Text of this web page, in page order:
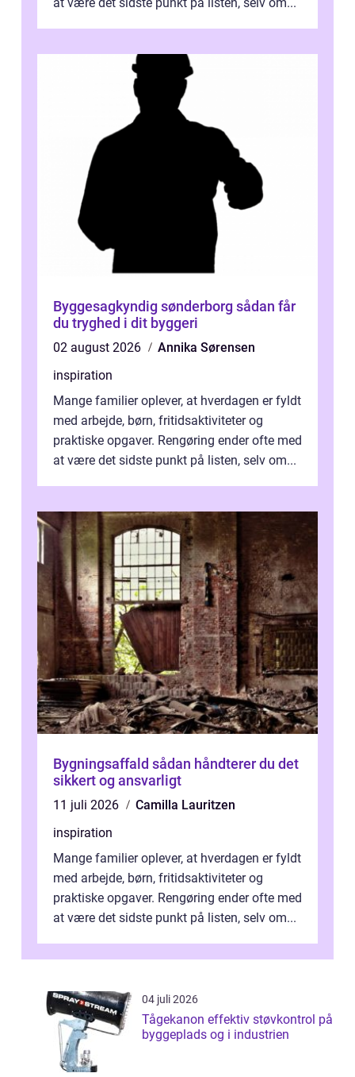
at være det sidste punkt på listen, selv om...
Byggesagkyndig sønderborg sådan får
du tryghed i dit byggeri
02 august 2026
Annika Sørensen
inspiration
Mange familier oplever, at hverdagen er fyldt
med arbejde, børn, fritidsaktiviteter og
praktiske opgaver. Rengøring ender ofte med
at være det sidste punkt på listen, selv om...
Bygningsaffald sådan håndterer du det
sikkert og ansvarligt
11 juli 2026
Camilla Lauritzen
inspiration
Mange familier oplever, at hverdagen er fyldt
med arbejde, børn, fritidsaktiviteter og
praktiske opgaver. Rengøring ender ofte med
at være det sidste punkt på listen, selv om...
04 juli 2026
Tågekanon effektiv støvkontrol på
byggeplads og i industrien